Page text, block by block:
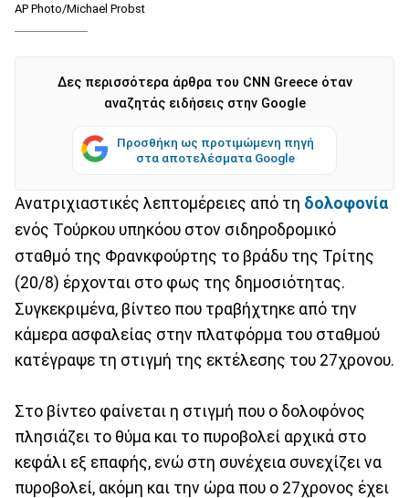
AP Photo/Michael Probst
Δες περισσότερα άρθρα του CNN Greece όταν
αναζητάς ειδήσεις στην Google
Προσθήκη ως προτιμώμενη πηγή
στα αποτελέσματα Google
Ανατριχιαστικές λεπτομέρειες από τη δολοφονία
ενός Τούρκου υπηκόου στον σιδηροδρομικό
σταθμό της Φρανκφούρτης το βράδυ της Τρίτης
(20/8) έρχονται στο φως της δημοσιότητας.
Συγκεκριμένα, βίντεο που τραβήχτηκε από την
κάμερα ασφαλείας στην πλατφόρμα του σταθμού
κατέγραψε τη στιγμή της εκτέλεσης του 27χρονου.
Στο βίντεο φαίνεται η στιγμή που ο δολοφόνος
πλησιάζει το θύμα και το πυροβολεί αρχικά στο
κεφάλι εξ επαφής, ενώ στη συνέχεια συνεχίζει να
πυροβολεί, ακόμη και την ώρα που ο 27χρονος έχει